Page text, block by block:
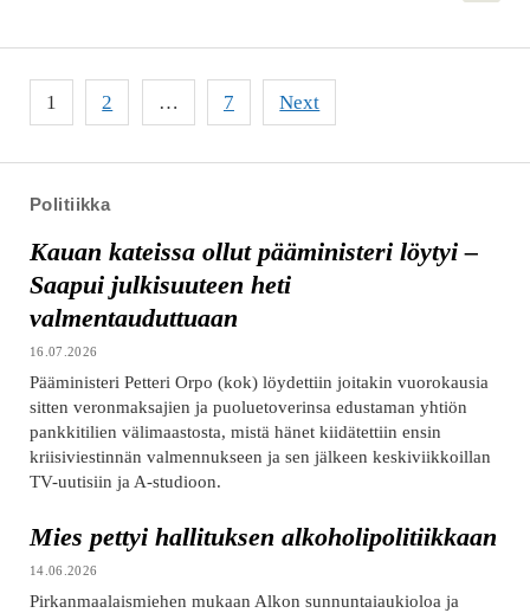
Politiikka
Kauan kateissa ollut pääministeri löytyi –
Saapui julkisuuteen heti
valmentauduttuaan
16.07.2026
Pääministeri Petteri Orpo (kok) löydettiin joitakin vuorokausia
sitten veronmaksajien ja puoluetoverinsa edustaman yhtiön
pankkitilien välimaastosta, mistä hänet kiidätettiin ensin
kriisiviestinnän valmennukseen ja sen jälkeen keskiviikkoillan
TV-uutisiin ja A-studioon.
Mies pettyi hallituksen alkoholipolitiikkaan
14.06.2026
Pirkanmaalaismiehen mukaan Alkon sunnuntaiaukioloa ja
Posts
pagination
1 2 … 7 Next